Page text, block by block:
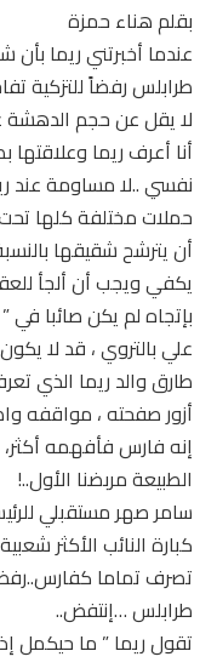
بقلم هناء حمزة
عندما أخبرتني ريما
طرابلس رفضاً للتزكية
لا يقل عن حجم الدهشة
أنا أعرف ريما
نفسي ..لا مساومة عند
حملات مختلفة كلها
أن يترشح شقيقها
يكفي ويجب أن ألجأ
بإتجاه لم يكن صائبا في
علي بالتروي ، قد لا
طارق والد ريما الذي
أزور صفحته ، مواقفه
إنه فارس فأفهمه
الطبيعة مربضنا الأول..!
سامر صهر مستقبلي
كبارة النائب الأكثر
تصرف تماما
طرابلس …إنتفض..
تقول ريما ” ما حيكمل